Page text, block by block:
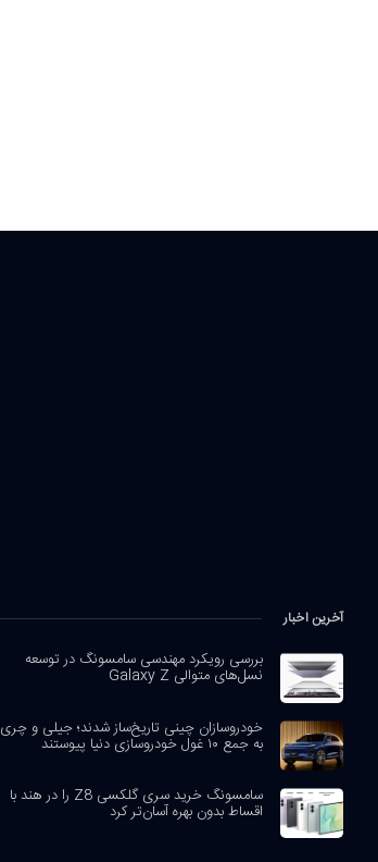
آخرین اخبار
بررسی رویکرد مهندسی سامسونگ در توسعه
نسل‌های متوالی Galaxy Z
خودروسازان چینی تاریخ‌ساز شدند؛ جیلی و چری
به جمع ۱۰ غول خودروسازی دنیا پیوستند
سامسونگ خرید سری گلکسی Z8 را در هند با
اقساط بدون بهره آسان‌تر کرد